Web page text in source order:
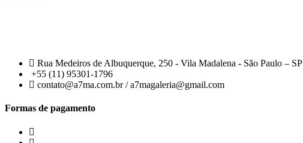
Rua Medeiros de Albuquerque, 250 - Vila Madalena - São Paulo – SP
+55 (11) 95301-1796
contato@a7ma.com.br / a7magaleria@gmail.com
Formas de pagamento